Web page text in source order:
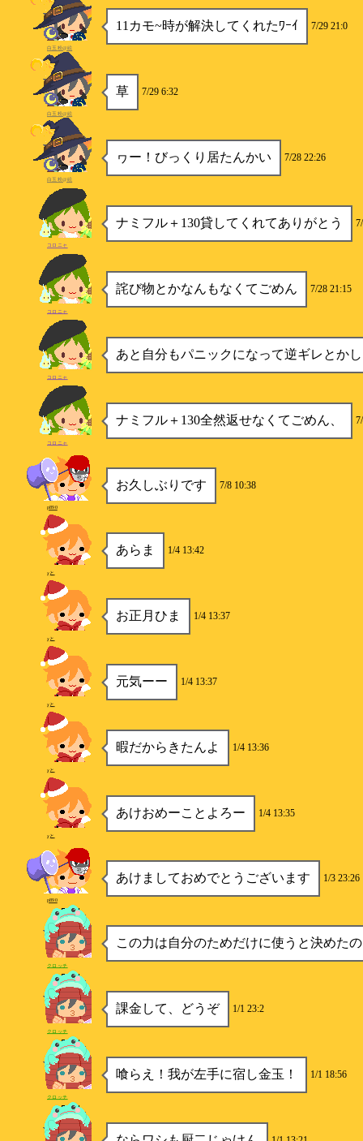
11カモ~時が解決してくれたﾜｰｲ 7/29 21:0
白玉粉@絵
草 7/29 6:32
白玉粉@絵
ヮー！びっくり居たんかい 7/28 22:26
白玉粉@絵
ナミフル＋130貸してくれてありがとう
コロニャ
詫び物とかなんもなくてごめん 7/28 21:15
コロニャ
あと自分もパニックになって逆ギレとか
コロニャ
ナミフル＋130全然返せなくてごめん、
コロニャ
お久しぶりです 7/8 10:38
p890
あらま 1/4 13:42
χと
お正月ひま 1/4 13:37
χと
元気ーー 1/4 13:37
χと
暇だからきたんよ 1/4 13:36
χと
あけおめーことよろー 1/4 13:35
χと
あけましておめでとうございます 1/3 23:26
p890
この力は自分のためだけに使うと決めた
クロッチ
課金して、どうぞ 1/1 23:2
クロッチ
喰らえ！我が左手に宿し金玉！ 1/1 18:56
クロッチ